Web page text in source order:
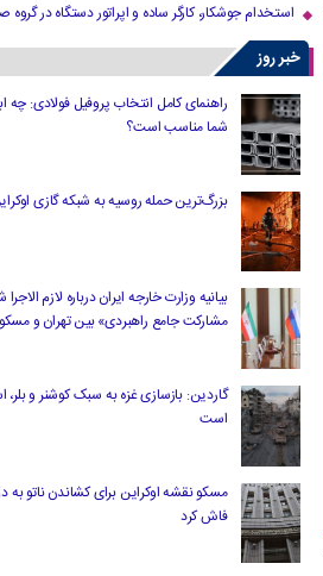
استخدام جوشکار، کارگر ساده و اپراتور دستگاه در گروه
خبر روز
راهنمای کامل انتخاب پروفیل فولادی: چه
شما مناسب است؟
بزرگ‌ترین حمله روسیه به شبکه گازی
بیانیه وزارت خارجه ایران درباره لازم‌
مشارکت جامع راهبردی» بین تهران و مسکو
گاردین: بازسازی غزه به سبک کوشنر و بلر،
است
مسکو نقشه اوکراین برای کشاندن ناتو به
فاش کرد